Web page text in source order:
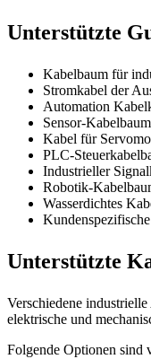
Unterstützte
Kabelbaum für
Stromkabel der
Automation
Sensor-Kabelbaum
Kabel für
PLC-
Industrieller
Robotik-
Wasserdichtes
Unterstützte
Verschiedene
elektrische und
Folgende Optionen sind